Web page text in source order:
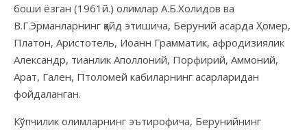
боши ёзган (1961й.) олимлар А.Б.Холидов ва
В.Г.Эрманларнинг қайд этишича, Беруний асарда Ҳомер,
Платон, Аристотель, Иоанн Грамматик, афродизиялик
Александр, тианлик Аполлоний, Порфирий, Аммоний,
Арат, Гален, Птоломей кабиларнинг асарларидан
фойдаланган.
Кўпчилик олимларнинг эътирофича, Берунийнинг